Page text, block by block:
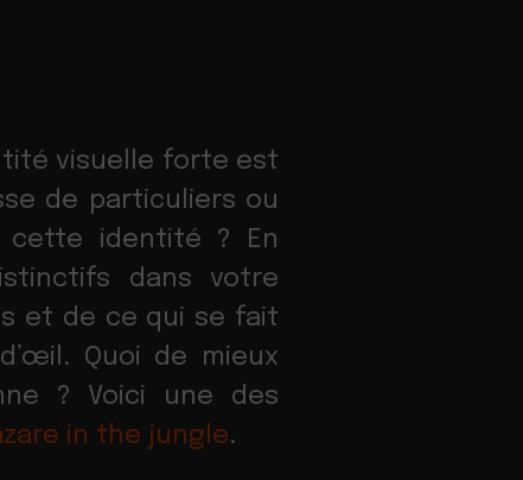
visuelle forte est
de particuliers ou
cette identité ? En
dans votre
et de ce qui se fait
Quoi de mieux
? Voici une des
in the jungle.